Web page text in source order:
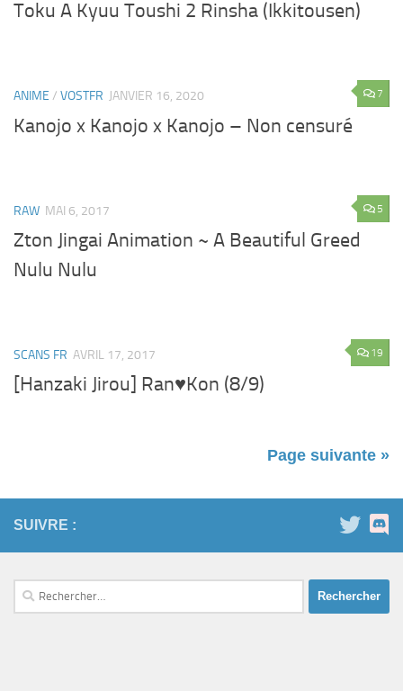
Toku A Kyuu Toushi 2 Rinsha (Ikkitousen)
7
ANIME / VOSTFR JANVIER 16, 2020
Kanojo x Kanojo x Kanojo – Non censuré
5
RAW MAI 6, 2017
Zton Jingai Animation ~ A Beautiful Greed
Nulu Nulu
19
SCANS FR AVRIL 17, 2017
[Hanzaki Jirou] Ran♥Kon (8/9)
Page suivante »
SUIVRE :
Rechercher :